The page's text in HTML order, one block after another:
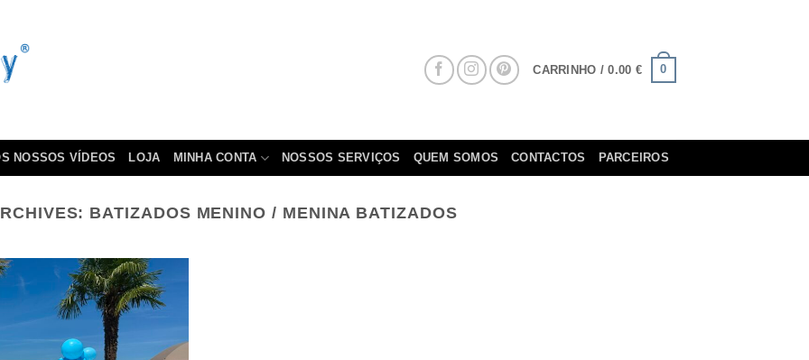
CARRINHO /0.00 € 0
NOSSOS VÍDEOS LOJA MINHA CONTA NOSSOS SERVIÇOS QUEM SOMOS CONTACTOS PARCEIROS
BATIZADOS MENINO / MENINA BATIZADOS